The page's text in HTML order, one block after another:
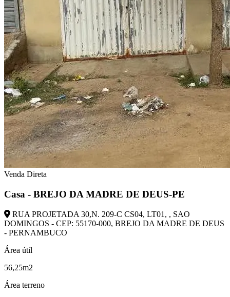
Venda Direta
Casa - BREJO DA MADRE DE DEUS-PE
RUA PROJETADA 30,N. 209-C CS04, LT01, , SAO
DOMINGOS - CEP: 55170-000, BREJO DA MADRE DE DEUS
- PERNAMBUCO
Área útil
56,25m2
Área terreno